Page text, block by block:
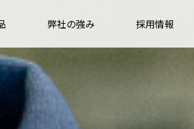
弊社の強み 採用情報